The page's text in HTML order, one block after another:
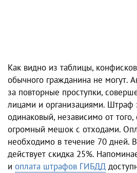
Как видно из таблицы,
обычного гражданина не могут.
за повторные проступки,
лицами и организациями. Штраф
одинаковый, независимо от того,
огромный мешок с отходами.
необходимо в течение 70 дней.
действует скидка 25%.
и оплата штрафов ГИБДД